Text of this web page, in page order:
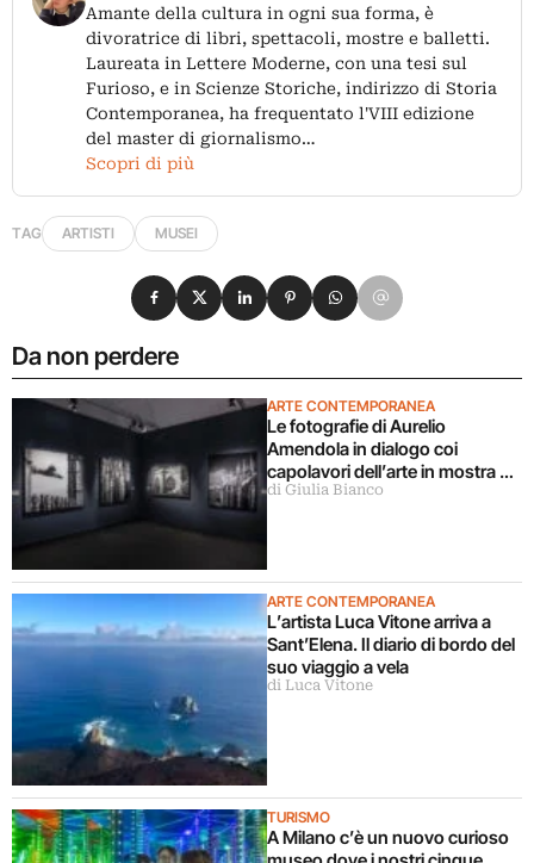
Amante della cultura in ogni sua forma, è
divoratrice di libri, spettacoli, mostre e balletti.
Laureata in Lettere Moderne, con una tesi sul
Furioso, e in Scienze Storiche, indirizzo di Storia
Contemporanea, ha frequentato l'VIII edizione
del master di giornalismo…
Scopri di più
TAG ARTISTI MUSEI
Da non perdere
ARTE CONTEMPORANEA
Le fotografie di Aurelio
Amendola in dialogo coi
capolavori dell’arte in mostra a
Milano
di Giulia Bianco
ARTE CONTEMPORANEA
L’artista Luca Vitone arriva a
Sant’Elena. Il diario di bordo del
suo viaggio a vela
di Luca Vitone
TURISMO
A Milano c’è un nuovo curioso
Condividi su Facebook
Condividi su X
Condividi su LinkedIn
Condividi su Pinterest
Condividi su WhatsApp
Condividi su Email